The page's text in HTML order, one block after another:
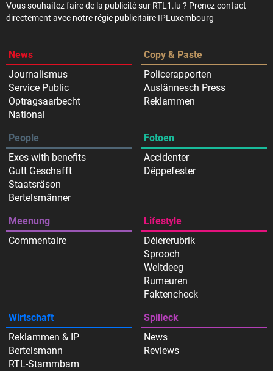
Vous souhaitez faire de la publicité sur RTL1.lu ? Prenez contact
directement avec notre régie publicitaire IPLuxembourg
News
Journalismus
Service Public
Optragsaarbecht
National
Copy & Paste
Policerapporten
Auslännesch Press
Reklammen
People
Exes with benefits
Gutt Geschafft
Staatsräson
Bertelsmänner
Fotoen
Accidenter
Dëppefester
Meenung
Commentaire
Lifestyle
Déiererubrik
Sprooch
Weltdeeg
Rumeuren
Faktencheck
Wirtschaft
Reklammen & IP
Bertelsmann
RTL-Stammbam
Spilleck
News
Reviews